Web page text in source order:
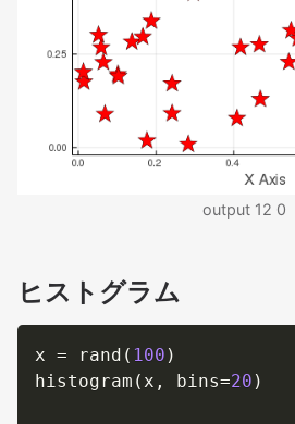
output 12 0
ヒストグラム
x = rand ( 100 )
histogram ( x , bins=20 )